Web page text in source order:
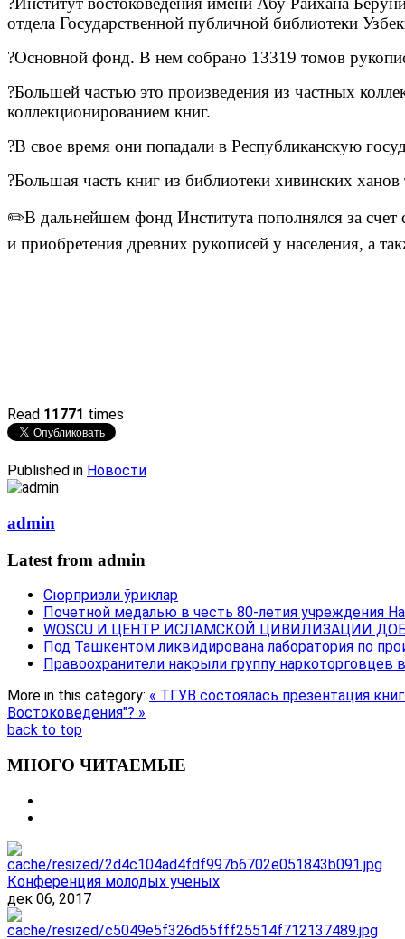
отдела Государственной публичной библиотеки
?Основной фонд. В нем собрано 13319 томов
?Большей частью это произведения из частных
коллекционированием книг.
?В свое время они попадали в Республиканскую
?Большая часть книг из библиотеки хивинских ханов
✏️В дальнейшем фонд Института пополнялся за счет
и приобретения древних рукописей у населения, а
Read 11771 times
Published in Новости
admin
Latest from admin
Сюрпризли ўриклар
Почетной медалью в честь 80-летия учреждения
WOSCU И ЦЕНТР ИСЛАМСКОЙ ЦИВИЛИЗАЦИИ
Под Ташкентом ликвидирована лаборатория по
Правоохранители накрыли группу
More in this category: « ТГУВ состоялась презентация
Востоковедения"? »
back to top
МНОГО ЧИТАЕМЫЕ
Конференция молодых ученых
дек 06, 2017